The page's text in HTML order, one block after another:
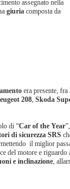
assegnato nella
giuria composta da
era presente, fra
208, Skoda
di “Car of the Year
di sicurezza SRS
il miglior
del motore e riguardo
e inclinazione,